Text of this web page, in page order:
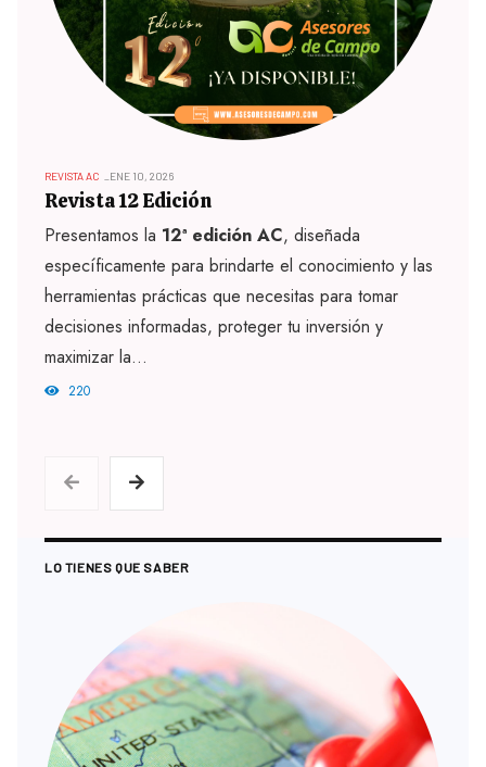
REVISTA AC ENE 10, 2026
Revista 12 Edición
Presentamos la 12ª edición AC, diseñada
específicamente para brindarte el conocimiento y las
herramientas prácticas que necesitas para tomar
decisiones informadas, proteger tu inversión y
maximizar la...
220
LO TIENES QUE SABER